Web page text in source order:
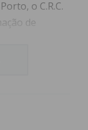
o C.R.C.
de
Neto,